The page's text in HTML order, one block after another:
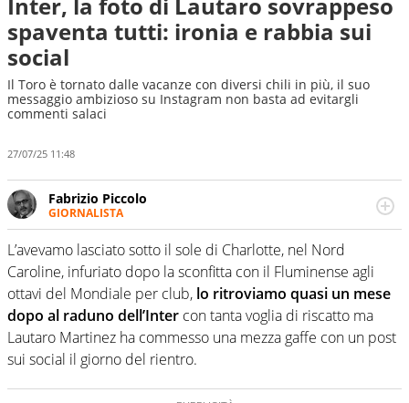
spaventa tutti: ironia e rabbia sui
social
Il Toro è tornato dalle vacanze con diversi chili in più, il suo
messaggio ambizioso su Instagram non basta ad evitargli
commenti salaci
27/07/25 11:48
Fabrizio Piccolo
GIORNALISTA
Nella sua carriera ha seguito numerose manifestazioni
sportive e collaborato con agenzie e testate. Esperienza,
competenza, conoscenza e memoria storica. Si occupa
prevalentemente di calcio
L’avevamo lasciato sotto il sole di Charlotte, nel Nord
Caroline, infuriato dopo la sconfitta con il Fluminense agli
ottavi del Mondiale per club, lo ritroviamo quasi un mese
dopo al raduno dell’Inter con tanta voglia di riscatto ma
Lautaro Martinez ha commesso una mezza gaffe con un post
sui social il giorno del rientro.